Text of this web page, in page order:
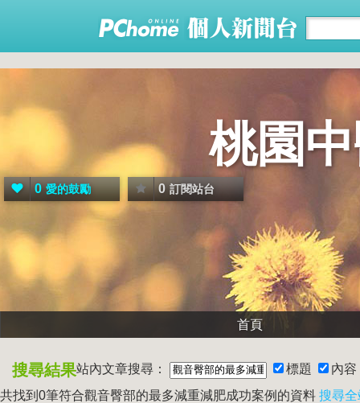
桃園
0 愛的鼓勵 0 訂閱站台
首頁
搜尋結果站內文章搜尋： 標題
內容
共找到0筆符合觀音臀部的最多減重減肥成功案例 的資料 搜尋